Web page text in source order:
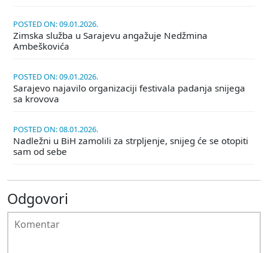
POSTED ON: 09.01.2026.
Zimska služba u Sarajevu angažuje Nedžmina
Ambeškovića
POSTED ON: 09.01.2026.
Sarajevo najavilo organizaciji festivala padanja snijega
sa krovova
POSTED ON: 08.01.2026.
Nadležni u BiH zamolili za strpljenje, snijeg će se otopiti
sam od sebe
Odgovori